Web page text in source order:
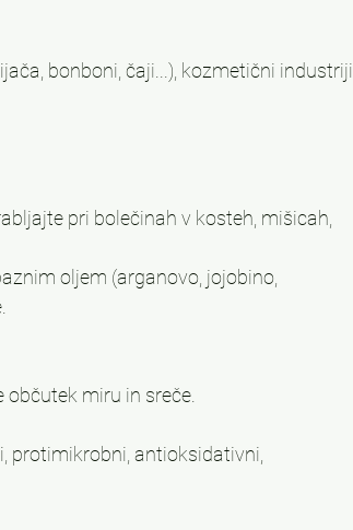
bonboni, čaji...), kozmetični industriji
pri bolečinah v kosteh, mišicah,
oljem (arganovo, jojobino,
miru in sreče.
protimikrobni, antioksidativni,